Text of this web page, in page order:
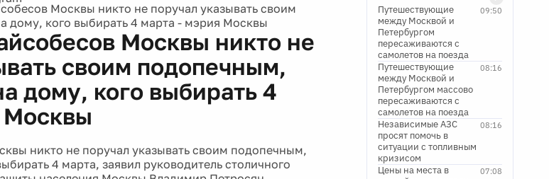
Москвы никто не поручал указывать своим
дому, кого выбирать 4 марта - мэрия Москвы
Москвы никто не
своим подопечным,
дому, кого выбирать 4
Москвы
никто не поручал указывать своим подопечным,
4 марта, заявил руководитель столичного
09:50
Путешествующие
между Москвой и
Петербургом
пересаживаются с
самолетов на поезда
08:16
Путешествующие
между Москвой и
Петербургом массово
пересаживаются с
самолетов на поезда
08:16
Независимые АЗС
просят помочь в
ситуации с топливным
кризисом
07:08
Цены на места в